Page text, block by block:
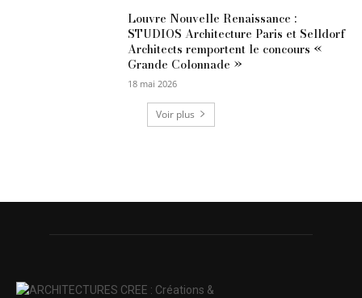
Louvre Nouvelle Renaissance :
STUDIOS Architecture Paris et Selldorf
Architects remportent le concours «
Grande Colonnade »
18 mai 2026
Voir plus